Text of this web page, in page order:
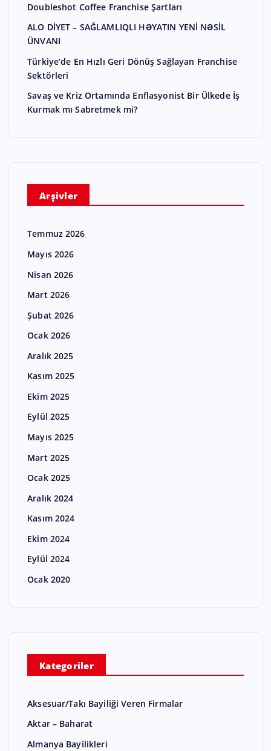
Doubleshot Coffee Franchise Şartları
ALO DİYET – SAĞLAMLIQLI HƏYATIN YENİ NƏSİL
ÜNVANI
Türkiye’de En Hızlı Geri Dönüş Sağlayan Franchise
Sektörleri
Savaş ve Kriz Ortamında Enflasyonist Bir Ülkede İş
Kurmak mı Sabretmek mi?
Arşivler
Temmuz 2026
Mayıs 2026
Nisan 2026
Mart 2026
Şubat 2026
Ocak 2026
Aralık 2025
Kasım 2025
Ekim 2025
Eylül 2025
Mayıs 2025
Mart 2025
Ocak 2025
Aralık 2024
Kasım 2024
Ekim 2024
Eylül 2024
Ocak 2020
Kategoriler
Aksesuar/Takı Bayiliği Veren Firmalar
Aktar – Baharat
Almanya Bayilikleri